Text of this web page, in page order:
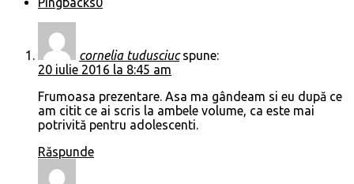
cornelia tudusciuc spune:
20 iulie 2016 la 8:45 am
Frumoasa prezentare. Asa ma gândeam si eu după ce
am citit ce ai scris la ambele volume, ca este mai
potrivită pentru adolescenti.
Răspunde